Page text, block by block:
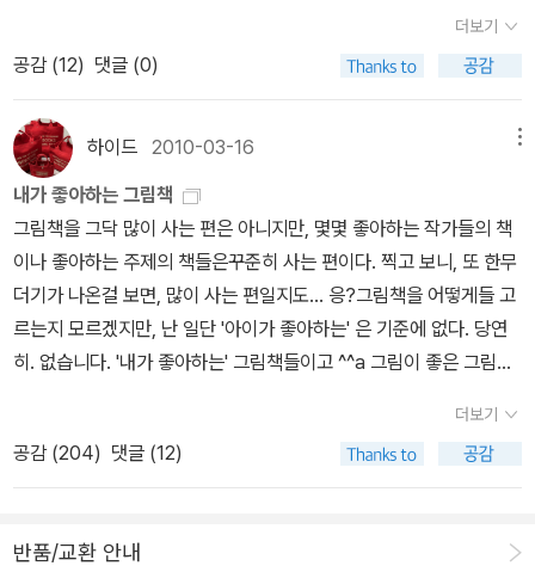
가 들렸다.살글살금 다가가 들어보니 방 한가운데 놓인 옷을 담는 상
자에서 나는 소리다.'아니, 저 속에 쥐가 들었다는 거야? 그럴리가 없
는 딸아이를 깨워 옷상자에 뭐가 들었느냐 물으니키우던 토끼가 너무
커서 도저히 더 키울 수 없어 데리고 왔다고 이실직고한다.원 세상에
~ 오후에 학교에서 돌아오니 딸아이는 토끼장 만들 철망을 사러 나갔
고,숲해설가협회 소식지 편집팀 모임이 있어 동태전 하나 부쳐놓고
출타했다. 한밤중에 귀가해서 토끼에 대해 자세한 이야기를 들었다.
아는 사람이 토끼를 선물했는데, 차마 손바닥만한 원룸에서 산다는
얘기를 할 수 없어서 받았다고.처음엔 작고 예뻤는데, 성토가 되자 수
컷 냄새도 나고 좁은 방에서 키울 수 없어 집에 두고 간단다.딸아이는
다며안쓰는 방석이나 옷가지를 넣어 줘야 겠다고 마땅한 걸 찾는
다. 토끼장 안에 방석도 넣어주고, 주변에 알라딘 박스를 펴서 두르고
야외돗자리로 덮어주었다.딸아이는 토끼와 정이 들었는지 마치 애기
각을 했어?' 했더니, 대답하는 말이 걸작이다. '엄마, 내가 애를 낳
은 역시 내 아이를 낳고부터이다. 백일 무렵 시작된 그림책 읽기. 그
세상이 얼마나 좋았던지!백일 무렵엔 꼭 안아서 책을 읽어주었고, 7-
9개월 무렵엔 책이 근처에 있으면 읽어달라고 했다. 아장아장 걷기도
전에 책꽂이에 있는 책을 한 권 두 권 빼는 재미를 느낀 아이는 내게
자신이 고른 책을 갖고 와서 읽어달라고 했다.그리고 돌이 지난 후 붕
붕카를 타고서 신나게 달릴 때면, 그 붕붕카에 책을 한아름 넣고 나녔
으니까...그렇게 우리 집의 그림책 역사는 시작되었고, 2000년에 태
어난 우리 아이는 지금 만 열 살이 되엇다. 아직도 여전히 그림책을 좋
아하는 우리 모자.그럼 내가 우리 아이에게 읽어주었던 그림책과 또
읽어주고 싶은 그림책으로 리스트를 만들어보았다. 그리고 그 책은
동일하게 우리나라 아이들에게 엄마들이 꼭 읽어주었으면 하는 바람
이다.그림책을 읽을 땐 행복하다. 때론 깔깔대며 웃고, 가끔은 숙연해
지고, 진지해질 때도 있고 슬퍼서 눈물을 흘릴 때도 있지만, 그리책과
작성을 해보았다.*** 작가들 중에는 아버지에 이어 아들이 뒤를 잇
더보기
공감 (12) 댓글 (0)
하이드 2010-03-16
내가 좋아하는 그림책
그림책을 그닥 많이 사는 편은 아니지만, 몇몇 좋아하는 작가들의 책
이나 좋아하는 주제의 책들은꾸준히 사는 편이다. 찍고 보니, 또 한무
더기가 나온걸 보면, 많이 사는 편일지도... 응?그림책을 어떻게들 고
르는지 모르겠지만, 난 일단 '아이가 좋아하는' 은 기준에 없다. 당연
히. 없습니다. '내가 좋아하는' 그림책들이고 ^^a 그림이 좋은 그림책
미리보기와 포토리뷰로 고르고 골라 사고, 사서 보고 밸로인 책들은
방출. 그러니깐, 아래의 책들은 믿을만해요. 라고 생각해요. 언젠가 아
래의 그림책들을 모두 포토리뷰로 올리는 것이소박한 목표라면 목표.
더보기
공감 (204) 댓글 (12)
반품/교환 안내